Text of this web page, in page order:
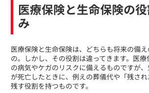
医療保険と生命保険の
み
医療保険と生命保険は、どちらも将来の備
の。しかし、その役割は違ってきます。医療
の病気やケガのリスクに備えるものですが
が死亡したときに、例えの葬儀代や「残さ
残す役割を持つものです。